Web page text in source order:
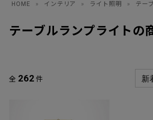
HOME » インテリア » ライト照明 » テー
テーブルランプライトの
全 262 件